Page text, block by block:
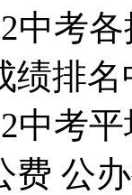
中考
绩排
中考
费 公